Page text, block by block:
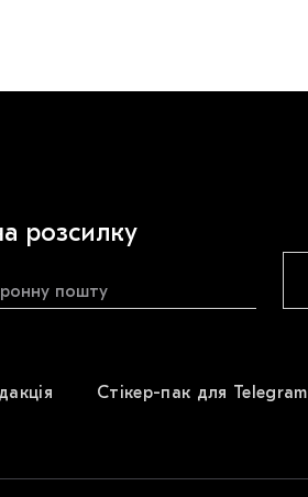
розсилку
Стікер-пак для Telegram